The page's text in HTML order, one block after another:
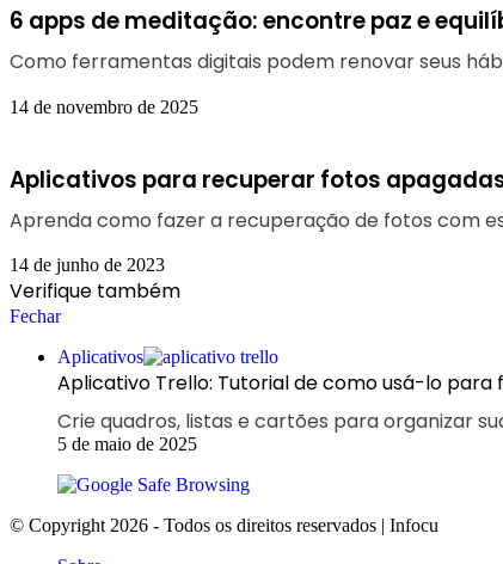
6 apps de meditação: encontre paz e
Como ferramentas digitais podem renovar seus
14 de novembro de 2025
Aplicativos para recuperar fotos
Aprenda como fazer a recuperação de fotos com
14 de junho de 2023
Verifique também
Fechar
Aplicativos
Aplicativo Trello: Tutorial de como usá-lo para
Crie quadros, listas e cartões para organizar
5 de maio de 2025
© Copyright 2026 - Todos os direitos reservados | Infocu